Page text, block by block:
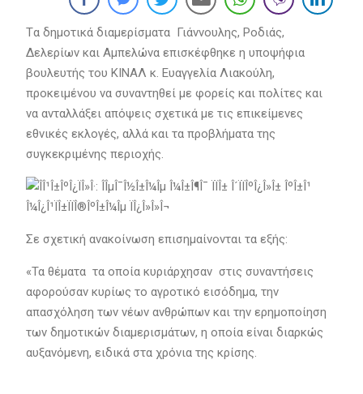
Tα δημοτικά διαμερίσματα Γιάννουλης, Ροδιάς,
Δελερίων και Αμπελώνα επισκέφθηκε η υποψήφια
βουλευτής του ΚΙΝΑΛ κ. Ευαγγελία Λιακούλη,
προκειμένου να συναντηθεί με φορείς και πολίτες και
να ανταλλάξει απόψεις σχετικά με τις επικείμενες
εθνικές εκλογές, αλλά και τα προβλήματα της
συγκεκριμένης περιοχής.
Σε σχετική ανακοίνωση επισημαίνονται τα εξής:
«Τα θέματα τα οποία κυριάρχησαν στις συναντήσεις
αφορούσαν κυρίως το αγροτικό εισόδημα, την
απασχόληση των νέων ανθρώπων και την ερημοποίηση
των δημοτικών διαμερισμάτων, η οποία είναι διαρκώς
αυξανόμενη, ειδικά στα χρόνια της κρίσης.